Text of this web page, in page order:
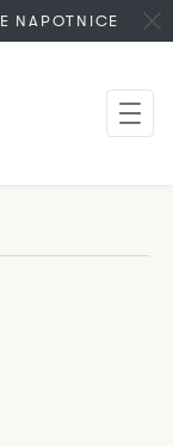
NAPOTNICE